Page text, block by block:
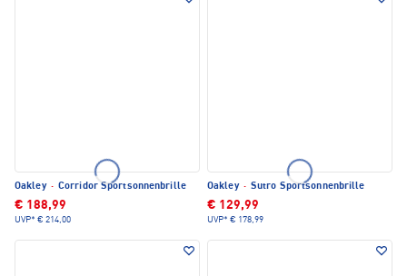
Oakley · Corridor Sportsonnenbrille
€ 188,99
UVP* € 214,00
Oakley · Sutro Sportsonnenbrille
€ 129,99
UVP* € 178,99